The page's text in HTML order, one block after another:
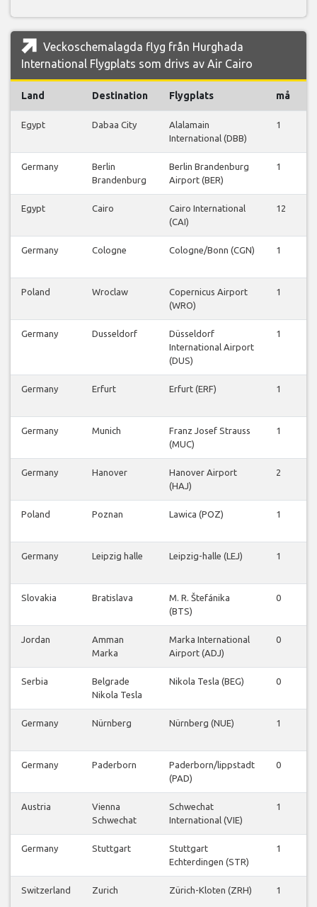
Veckoschemalagda flyg från Hurghada
International Flygplats som drivs av Air Cairo
Land Destination Flygplats må
Egypt Dabaa City
Alalamain
International (DBB)
1
Germany
Berlin
Brandenburg
Berlin Brandenburg
Airport (BER)
1
Egypt Cairo
Cairo International
(CAI)
12
Germany Cologne Cologne/Bonn (CGN) 1
Poland Wroclaw
Copernicus Airport
(WRO)
1
Germany Dusseldorf
Düsseldorf
International Airport
(DUS)
1
Germany Erfurt Erfurt (ERF) 1
Germany Munich
Franz Josef Strauss
(MUC)
1
Germany Hanover
Hanover Airport
(HAJ)
2
Poland Poznan Lawica (POZ) 1
Germany Leipzig halle Leipzig-halle (LEJ) 1
Slovakia Bratislava
M. R. Štefánika
(BTS)
0
Jordan
Amman
Marka
Marka International
Airport (ADJ)
0
Serbia
Belgrade
Nikola Tesla
Nikola Tesla (BEG) 0
Germany Nürnberg Nürnberg (NUE) 1
Germany Paderborn
Paderborn/lippstadt
(PAD)
0
Austria
Vienna
Schwechat
Schwechat
International (VIE)
1
Germany Stuttgart
Stuttgart
Echterdingen (STR)
1
Switzerland Zurich Zürich-Kloten (ZRH) 1